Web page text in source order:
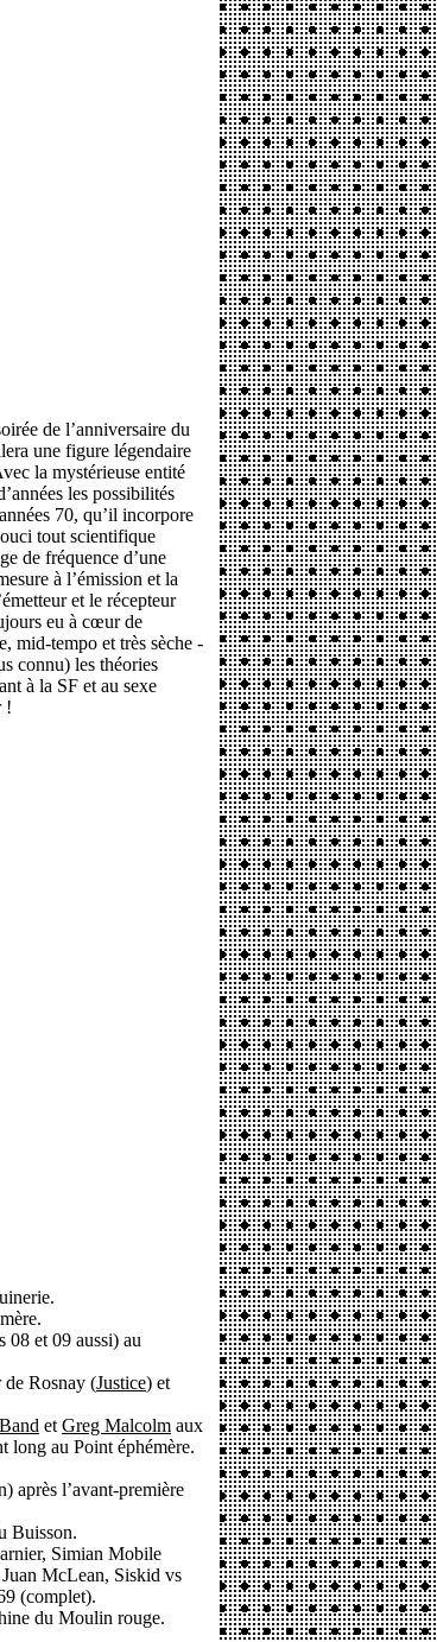
de l’anniversaire du
une figure légendaire
la mystérieuse entité
les possibilités
70, qu’il incorpore
tout scientifique
de fréquence d’une
à l’émission et la
et le récepteur
eu à cœur de
mid-tempo et très sèche -
connu) les théories
à la SF et au sexe
!
08 et 09 aussi) au
Rosnay (Justice) et
et Greg Malcolm aux
long au Point éphémère.
après l’avant-première
Buisson.
Simian Mobile
McLean, Siskid vs
(complet).
du Moulin rouge.